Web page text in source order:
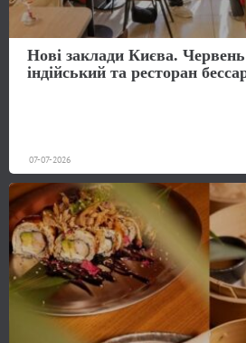
Нові заклади Києва.
індійський та ресторан
07-07-2026